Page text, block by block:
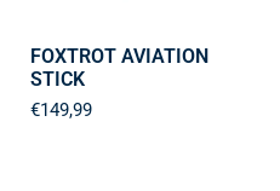
FOXTROT AVIATION
STICK
€149,99